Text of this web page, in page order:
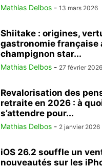
Mathias Delbos - 13 mars 2026
Shiitake : origines,
gastronomie française
champignon star...
Mathias Delbos - 27 février 2026
Revalorisation des
retraite en 2026 : à
s’attendre pour...
Mathias Delbos - 2 janvier 2026
iOS 26.2 souffle un
nouveautés sur les